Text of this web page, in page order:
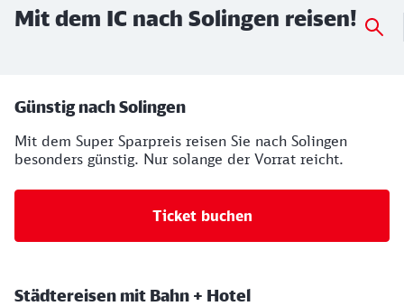
Mit dem IC nach Solingen reisen!
Ihre Buchungsmöglichkeiten
Günstig nach Solingen
Mit dem Super Sparpreis reisen Sie nach Solingen
besonders günstig. Nur solange der Vorrat reicht.
Ticket buchen
Städtereisen mit Bahn + Hotel